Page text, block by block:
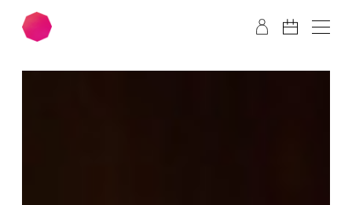
Zum Hauptinhalt springen Zum Footer springen